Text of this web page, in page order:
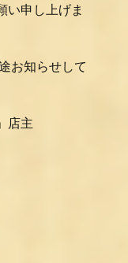
い申し上げま
お知らせして
店主